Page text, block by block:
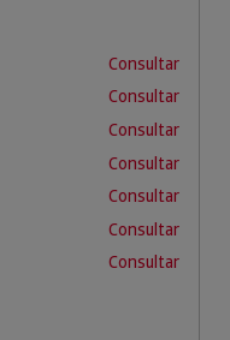
Consultar
Consultar
Consultar
Consultar
Consultar
Consultar
Consultar